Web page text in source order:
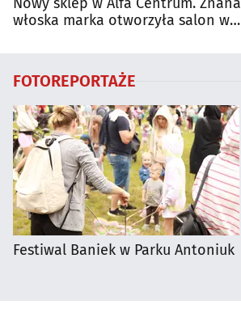
włoska marka otworzyła salon w
FOTOREPORTAŻE
Festiwal Baniek w Parku Antoniuk